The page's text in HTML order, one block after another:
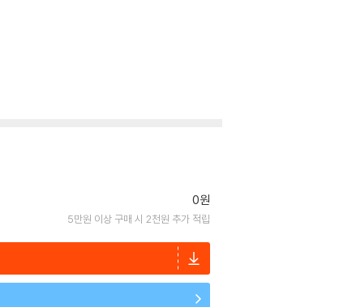
0원
5만원 이상 구매 시 2천원 추가 적립